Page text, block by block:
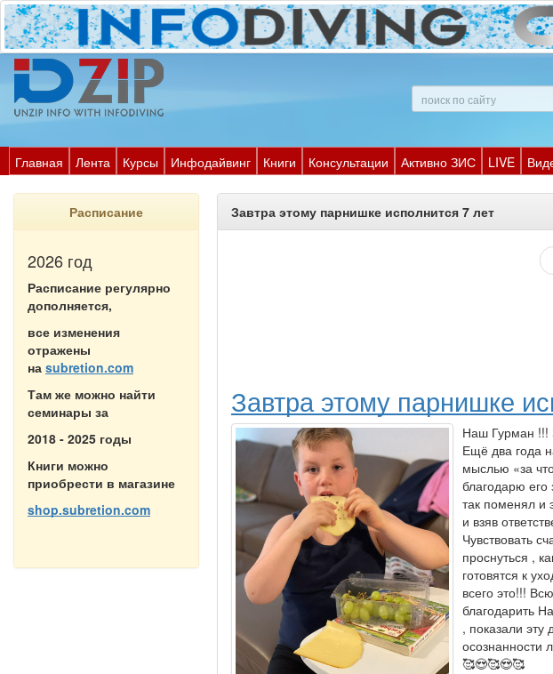
Главная Лента Курсы Инфодайвинг Книги Консультации Активно ЗИС LIVE
Расписание
2026 год
Расписание регулярно
дополняется,
все изменения
отражены
на subretion.com
Там же можно найти
семинары за
2018 - 2025 годы
Книги можно
приобрести в магазине
shop.subretion.com
Завтра этому парнишке исполнится 7 лет
Завтра этому парнишке
Наш Гурман !!!
Ещё два года
мыслью «за
благодарю
так поменял и
и взяв
Чувствовать
проснуться ,
готовятся к
всего это!!!
благодарить
, показали эту
осознанности
🥰😍🥰😍🥰